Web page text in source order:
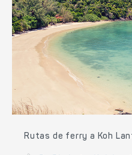
Rutas de ferry a Koh